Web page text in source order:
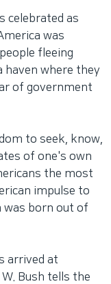
celebrated as
was
fleeing
haven where they
of government
to seek, know,
of one's own
the most
impulse to
was born out of
arrived at
Bush tells the